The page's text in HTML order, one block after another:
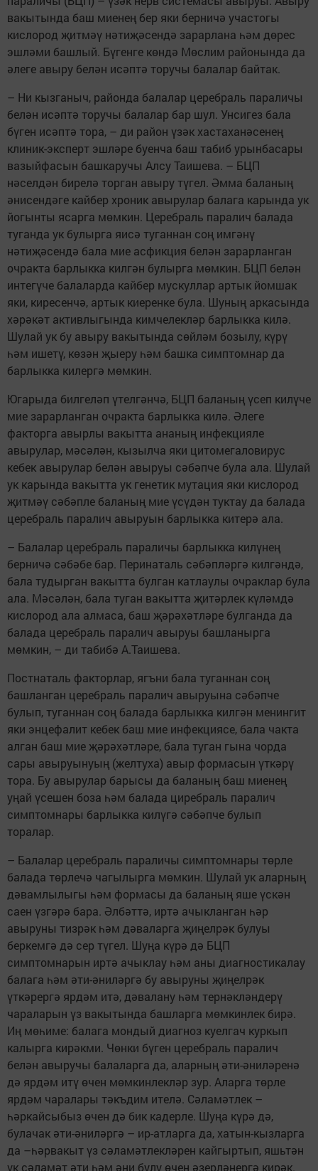
вакытында баш миенең бер яки берничә участогы
кислород җитмәү нәтиҗәсендә зарарлана һәм дөрес
эшләми башлый. Бүгенге көндә Мөслим районында да
әлеге авыру белән исәптә торучы балалар байтак.
– Ни кызганыч, районда балалар церебраль параличы
белән исәптә торучы балалар бар шул. Унсигез бала
бүген исәптә тора, – ди район үзәк хастаханәсенең
клиник-эксперт эшләре буенча баш табиб урынбасары
вазыйфасын башкаручы Алсу Таишева. – БЦП
нәселдән бирелә торган авыру түгел. Әмма баланың
әнисендәге кайбер хроник авырулар балага карында ук
йогынты ясарга мөмкин. Церебраль паралич балада
туганда ук булырга яисә туганнан соң имгәнү
нәтиҗәсендә бала мие асфикция белән зарарланган
очракта барлыкка килгән булырга мөмкин. БЦП белән
интегүче балаларда кайбер мускуллар артык йомшак
яки, киресенчә, артык киеренке була. Шуның аркасында
хәрәкәт активлыгында кимчелекләр барлыкка килә.
Шулай ук бу авыру вакытында сөйләм бозылу, күрү
һәм ишетү, көзән җыеру һәм башка симптомнар да
барлыкка килергә мөмкин.
Югарыда билгеләп үтелгәнчә, БЦП баланың үсеп килүче
мие зарарланган очракта барлыкка килә. Әлеге
факторга авырлы вакытта ананың инфекцияле
авырулар, мәсәлән, кызылча яки цитомегаловирус
кебек авырулар белән авыруы сәбәпче була ала. Шулай
ук карында вакытта ук генетик мутация яки кислород
җитмәү сәбәпле баланың мие үсүдән туктау да балада
церебраль паралич авыруын барлыкка китерә ала.
– Балалар церебраль параличы барлыкка килүнең
берничә сәбәбе бар. Перинаталь сәбәпләргә килгәндә,
бала тудырган вакытта булган катлаулы очраклар була
ала. Мәсәлән, бала туган вакытта җитәрлек күләмдә
кислород ала алмаса, баш җәрәхәтләре булганда да
балада церебраль паралич авыруы башланырга
мөмкин, – ди табибә А.Таишева.
Постнаталь факторлар, ягъни бала туганнан соң
башланган церебраль паралич авыруына сәбәпче
булып, туганнан соң балада барлыкка килгән менингит
яки энцефалит кебек баш мие инфекциясе, бала чакта
алган баш мие җәрәхәтләре, бала туган гына чорда
сары авыруынуың (желтуха) авыр формасын үткәрү
тора. Бу авырулар барысы да баланың баш миенең
уңай үсешен боза һәм балада циребраль паралич
симптомнары барлыкка килүгә сәбәпче булып
торалар.
– Балалар церебраль параличы симптомнары төрле
балада төрлечә чагылырга мөмкин. Шулай ук аларның
дәвамлылыгы һәм формасы да баланың яше үскән
саен үзгәрә бара. Әлбәттә, иртә ачыкланган һәр
авыруны тизрәк һәм дәваларга җиңелрәк булуы
беркемгә дә сер түгел. Шуңа күрә дә БЦП
симптомнарын иртә ачыклау һәм аны диагностикалау
балага һәм әти-әниләргә бу авыруны җиңелрәк
үткәрергә ярдәм итә, дәвалану һәм тернәкләндерү
чараларын үз вакытында башларга мөмкинлек бирә.
Иң мөһиме: балага мондый диагноз куелгач куркып
калырга кирәкми. Чөнки бүген церебраль паралич
белән авыручы балаларга да, аларның әти-әниләренә
дә ярдәм итү өчен мөмкинлекләр зур. Аларга төрле
ярдәм чаралары тәкъдим ителә. Сәламәтлек –
һәркайсыбыз өчен дә бик кадерле. Шуңа күрә дә,
булачак әти-әниләргә – ир-атларга да, хатын-кызларга
да –һәрвакыт үз сәламәтлекләрен кайгыртып, яшьтән
үк сәламәт әти һәм әни булу өчен әзерләнергә кирәк.